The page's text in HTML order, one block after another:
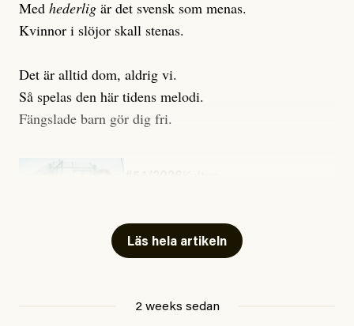
Med hederlig är det svensk som menas.
Kvinnor i slöjor skall stenas.
Det är alltid dom, aldrig vi.
Så spelas den här tidens melodi.
Fängslade barn gör dig fri.
Läs hela artikeln
2 weeks sedan